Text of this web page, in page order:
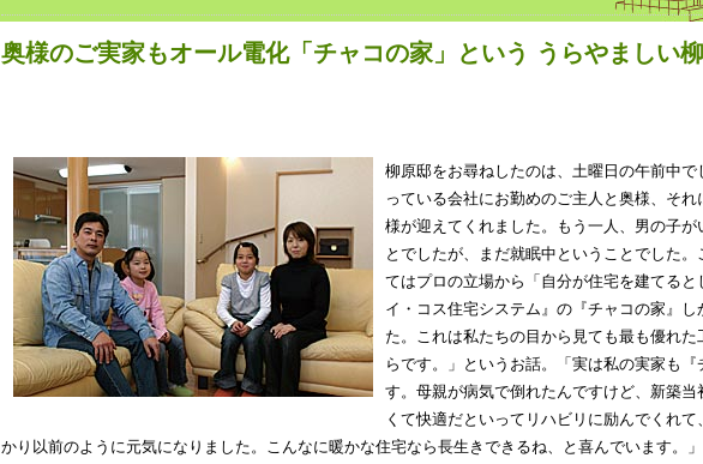
奥様のご実家もオール電化「チャコの家」という うらやましい柳
柳原邸をお尋ねしたのは、土曜日の午前中で
っている会社にお勤めのご主人と奥様、そ
様が迎えてくれました。もう一人、男の子が
とでしたが、まだ就眠中ということでした。
てはプロの立場から「自分が住宅を建てると
イ・コス住宅システム』の『チャコの家』し
た。これは私たちの目から見ても最も優れ
らです。」というお話。「実は私の実家も
す。母親が病気で倒れたんですけど、新築
くて快適だといってリハビリに励んでくれて
かり以前のように元気になりました。こんなに暖かな住宅なら長生きできるね、と喜んでいます。